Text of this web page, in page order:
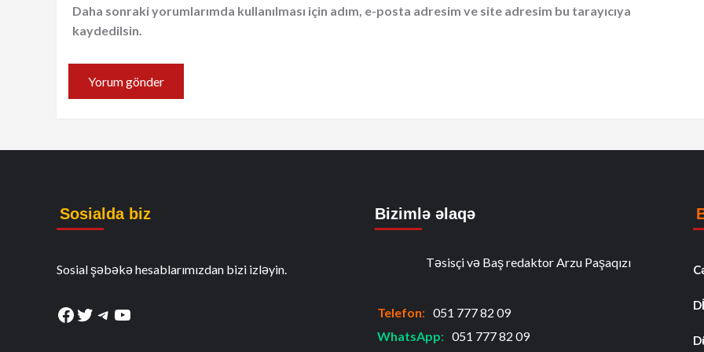
Daha sonraki yorumlarımda kullanılması için adım, e-posta adresim ve site adresim bu tarayıcıya
kaydedilsin.
Sosialda biz
Sosial şəbəkə hesablarımızdan bizi izləyin.
Facebook
Twitter
Telegram
YouTube
Bizimlə əlaqə
Təsisçi və Baş redaktor Arzu Paşaqızı
Telefon: 051 777 82 09
WhatsApp: 051 777 82 09